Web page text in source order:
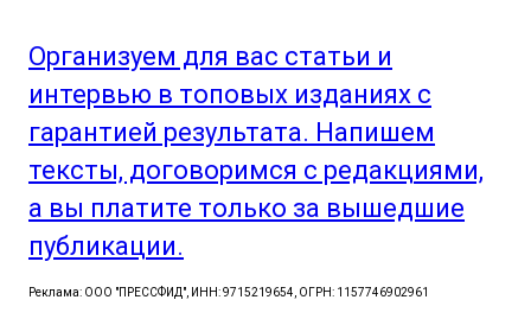
Организуем для вас статьи и
интервью в топовых изданиях с
гарантией результата. Напишем
тексты, договоримся с редакциями,
а вы платите только за вышедшие
публикации.
Реклама: ООО "ПРЕССФИД", ИНН: 9715219654, ОГРН: 1157746902961